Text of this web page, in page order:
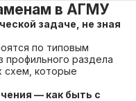
в АГМУ
задаче, не зная
по типовым
профильного раздела
схем, которые
— как быть с